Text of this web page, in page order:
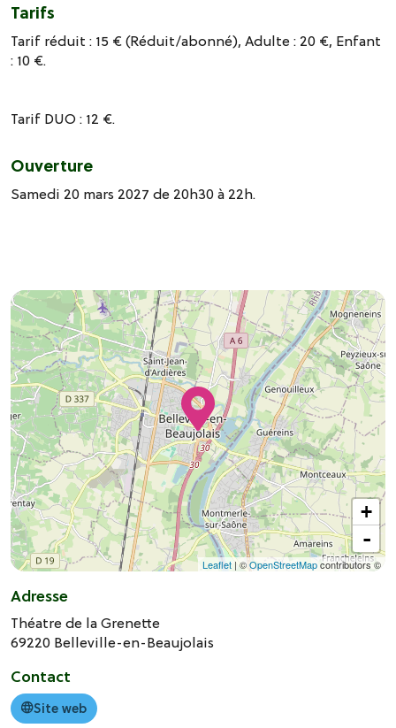
Tarifs
Tarif réduit : 15 € (Réduit/abonné), Adulte : 20 €, Enfant
: 10 €.
Tarif DUO : 12 €.
Ouverture
Samedi 20 mars 2027 de 20h30 à 22h.
+
-
Leaflet | ©OpenStreetMapcontributors ©
Adresse
Théatre de la Grenette
69220 Belleville-en-Beaujolais
Contact
Site web